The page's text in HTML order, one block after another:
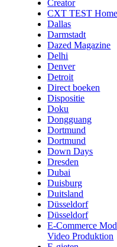
Creator
CXT TEST
Dallas
Darmstadt
Dazed Magazine
Delhi
Denver
Detroit
Direct boeken
Dispositie
Doku
Dongguang
Dortmund
Dortmund
Down Days
Dresden
Dubai
Duisburg
Duitsland
Düsseldorf
Düsseldorf
E-Commerce
Video Produktion